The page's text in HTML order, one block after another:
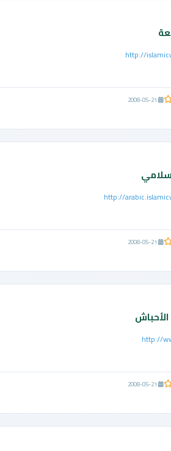
http://
2008-05-21
http://
2008-05-21
2008-05-21